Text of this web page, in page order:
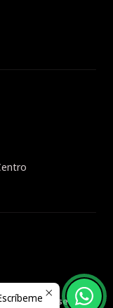
por Jumpseller.